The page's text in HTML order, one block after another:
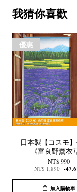
我猜你喜歡
優惠
日本製【コスモ
《富良野薰衣
NT$ 990
NT$ 1,890 -
加入購物車